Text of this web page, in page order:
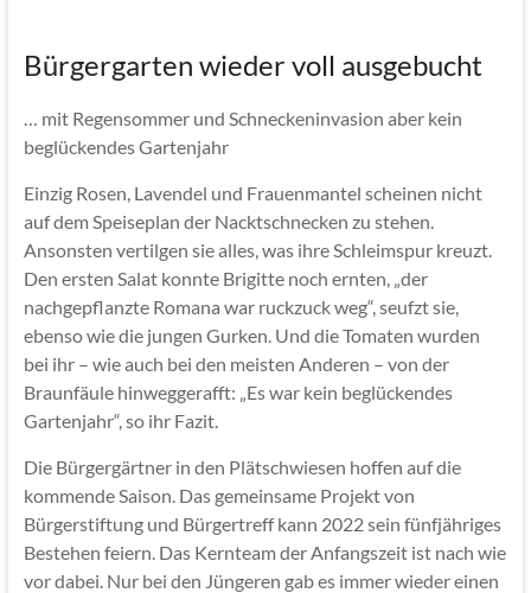
Bürgergarten wieder voll ausgebucht
… mit Regensommer und Schneckeninvasion aber kein
beglückendes Gartenjahr
Einzig Rosen, Lavendel und Frauenmantel scheinen nicht
auf dem Speiseplan der Nacktschnecken zu stehen.
Ansonsten vertilgen sie alles, was ihre Schleimspur kreuzt.
Den ersten Salat konnte Brigitte noch ernten, „der
nachgepflanzte Romana war ruckzuck weg“, seufzt sie,
ebenso wie die jungen Gurken. Und die Tomaten wurden
bei ihr – wie auch bei den meisten Anderen – von der
Braunfäule hinweggerafft: „Es war kein beglückendes
Gartenjahr“, so ihr Fazit.
Die Bürgergärtner in den Plätschwiesen hoffen auf die
kommende Saison. Das gemeinsame Projekt von
Bürgerstiftung und Bürgertreff kann 2022 sein fünfjähriges
Bestehen feiern. Das Kernteam der Anfangszeit ist nach wie
vor dabei. Nur bei den Jüngeren gab es immer wieder einen